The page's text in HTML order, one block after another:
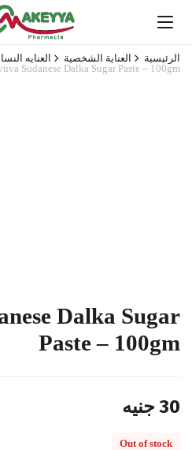
الرئيسية العناية الشخصية
العنايه
Sudanese Dalka Sugar Paste – 100gm
Dalka Sugar
Paste – 100gm
30 جنيه
Out of stock